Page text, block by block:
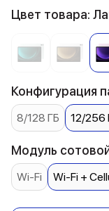
Цвет товара:
Конфигурация
8/128 ГБ 12/256
Модуль
Wi-Fi Wi-Fi +